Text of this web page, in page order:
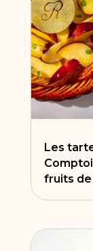
Les
fruits de